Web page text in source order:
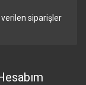
verilen siparişler